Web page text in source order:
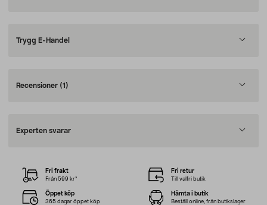
Trygg E-Handel
Recensioner (1)
Experten svarar
Fri frakt
Från 599 kr*
Fri retur
Till valfri butik
Öppet köp
365 dagar öppet köp
Hämta i butik
Beställ online, från butikslager